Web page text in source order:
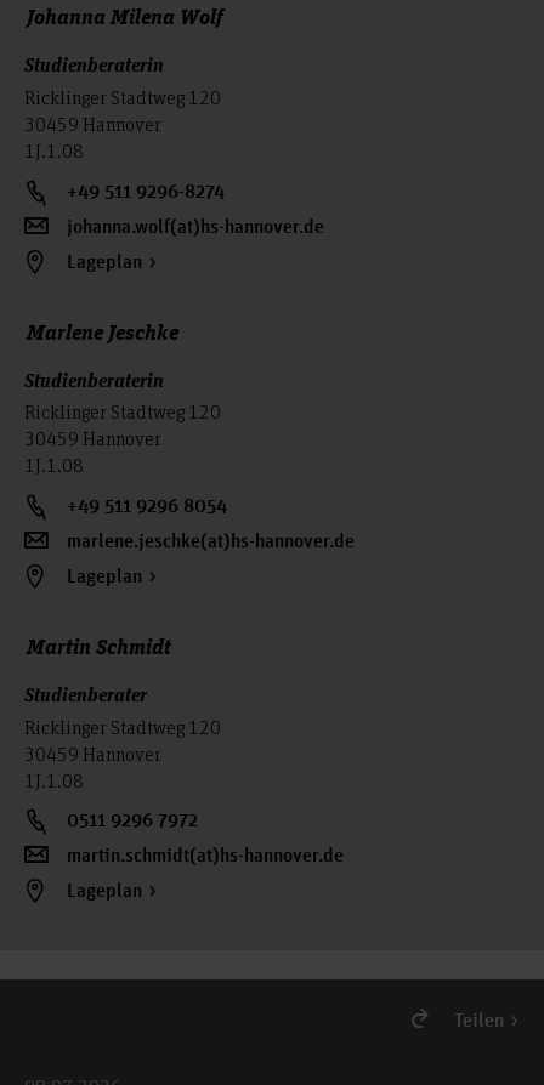
technischen Bereich nachzuweisen. Grundsätzlich ist das
Möglichkeit das auf Antrag und aus wichtigem Grund eine
Zulassung mit der Auflage erfolgen kann, dass das Praktikum
bis zum Beginn des zweiten Fachsemesters nachgeholt wird.
Weitere
Johanna Milena Wolf
Studienberaterin
Ricklinger Stadtweg 120
30459 Hannover
1J.1.08
+49 511 9296-8274
johanna.wolf(at)hs-hannover.de
Lageplan
Marlene Jeschke
Studienberaterin
Ricklinger Stadtweg 120
30459 Hannover
1J.1.08
+49 511 9296 8054
marlene.jeschke(at)hs-hannover.de
Lageplan
Martin Schmidt
Studienberater
Ricklinger Stadtweg 120
30459 Hannover
1J.1.08
0511 9296 7972
martin.schmidt(at)hs-hannover.de
Lageplan
Teilen